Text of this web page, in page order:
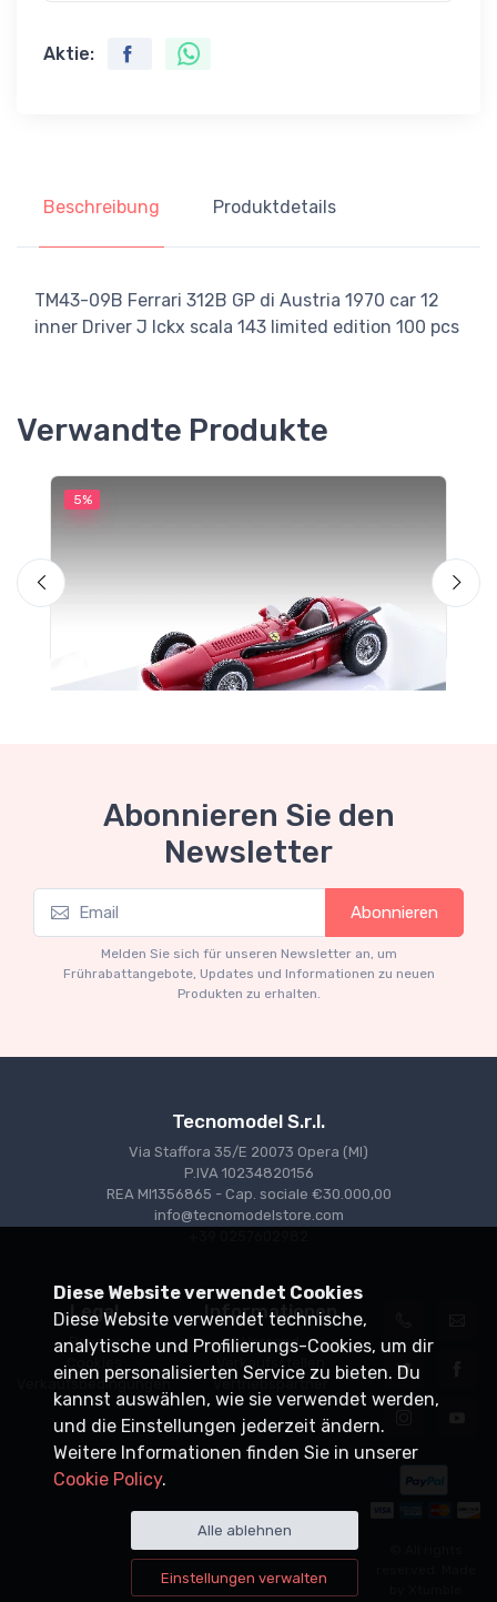
Aktie:
Beschreibung Produktdetails
TM43-09B Ferrari 312B GP di Austria 1970 car 12
inner Driver J Ickx scala 143 limited edition 100 pcs
Verwandte Produkte
5%
Mythos Collection 1-43
TM43-22A Ferrari 553 Squalo 1954 Monza
€94.05 €99.00
Abonnieren Sie den
Newsletter
Abonnieren
Melden Sie sich für unseren Newsletter an, um
Frührabattangebote, Updates und Informationen zu neuen
Produkten zu erhalten.
Tecnomodel S.r.l.
Via Staffora 35/E 20073 Opera (MI)
P.IVA 10234820156
REA MI1356865 - Cap. sociale €30.000,00
info@tecnomodelstore.com
Legal
Privacy
Cookies
Verkaufsbedingungen
Informationen
Versand
Verkaufsstellen
Vertriebspartner
Diese Website verwendet Cookies
Diese Website verwendet technische,
analytische und Profilierungs-Cookies, um dir
einen personalisierten Service zu bieten. Du
kannst auswählen, wie sie verwendet werden,
und die Einstellungen jederzeit ändern.
Weitere Informationen finden Sie in unserer
Cookie Policy.
Alle ablehnen
Einstellungen verwalten